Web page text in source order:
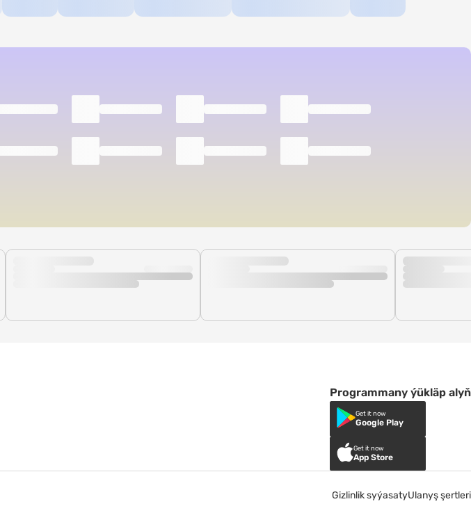
Programmany ýükläp alyň
Get it now
Google Play
Get it now
App Store
Gizlinlik syýasatyUlanyş şertleri